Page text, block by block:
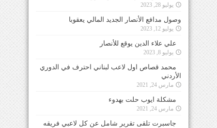
يوليو 28, 2023
وصول مدافع الأنصار الجديد المالي يعقوبا
يوليو 12, 2023
علي علاء الدين يوقع للأنصار
يوليو 8, 2023
محمد قصاص اول لاعب لبناني احترف في الدوري
الأردني
مارس 24, 2021
مشكلة ايوب حلت بهدوء
مارس 24, 2021
جاسبرت تلقى تقرير شامل عن كل لاعبي فريقه